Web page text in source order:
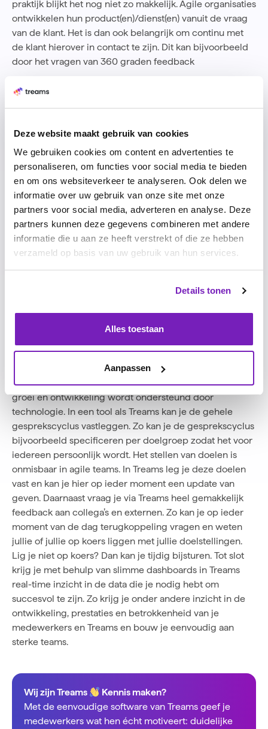
Deze website maakt gebruik van cookies
We gebruiken cookies om content en advertenties te
personaliseren, om functies voor social media te bieden
en om ons websiteverkeer te analyseren. Ook delen we
informatie over uw gebruik van onze site met onze
partners voor social media, adverteren en analyse. Deze
partners kunnen deze gegevens combineren met andere
informatie die u aan ze heeft verstrekt of die ze hebben
verzameld op basis van uw gebruik van hun services.
Details tonen
Alles toestaan
Aanpassen
Wij zijn Treams
Kennis maken?
Met de eenvoudige software van Treams geef je
medewerkers wat hen écht motiveert: duidelijke
praktijk blijkt het nog niet zo makkelijk. Agile organisaties
ontwikkelen hun product(en)/dienst(en) vanuit de vraag
van de klant. Het is dan ook belangrijk om continu met
de klant hierover in contact te zijn. Dit kan bijvoorbeeld
door het vragen van 360 graden feedback
Hoe begin je?
bijvoorbeeld met één team. Ga met dat team werken in
sprints waarbij je iedere twee weken kijkt wat je de
komende twee weken gaat doen. De zaken die je in
deze twee weken nog niet wil doen, zet je op de
backlog zodat je die op een later moment wel kan
uitvoeren. Heb je gedurende die twee weken
leuke/goede ideeën? Dan zet je deze ook op de backlog
en deze bespreek je tijdens de sprint-meeting.
Hoe kan software je helpen
In agile organisaties zijn medewerkers, managers en
gesprekscyclusvoeren managers en medewerkers de
Voor de jongere generatie is het van
belang dat deze gesprekscyclus én hun proces van
groei en ontwikkeling wordt ondersteund door
technologie. In een tool als Treams kan je de gehele
gesprekscyclus vastleggen. Zo kan je de gesprekscyclus
bijvoorbeeld specificeren per doelgroep zodat het voor
iedereen persoonlijk wordt. Het stellen van doelen is
onmisbaar in agile teams. In Treams leg je deze doelen
vast en kan je hier op ieder moment een update van
geven. Daarnaast vraag je via Treams heel gemakkelijk
feedback aan collega’s en externen. Zo kan je op ieder
moment van de dag terugkoppeling vragen en weten
jullie of jullie op koers liggen met jullie doelstellingen.
Lig je niet op koers? Dan kan je tijdig bijsturen. Tot slot
krijg je met behulp van slimme dashboards in Treams
real-time inzicht in de data die je nodig hebt om
succesvol te zijn. Zo krijg je onder andere inzicht in de
ontwikkeling, prestaties en betrokkenheid van je
medewerkers en Treams en bouw je eenvoudig aan
sterke teams.